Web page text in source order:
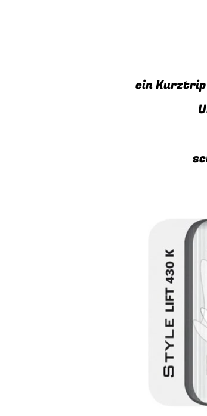
ein Kurztrip